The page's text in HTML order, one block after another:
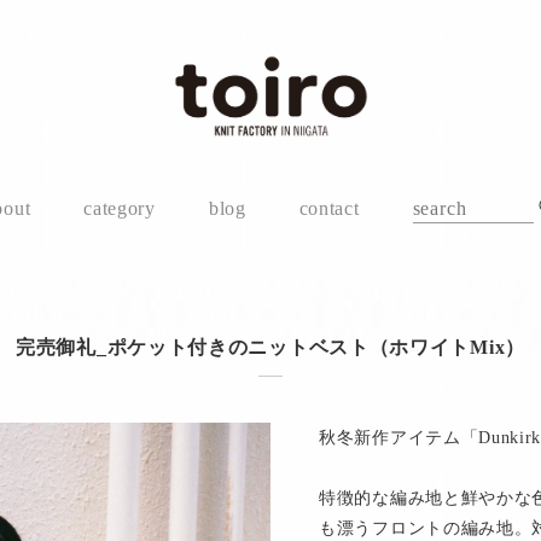
category blog contact
完売御礼_ポケット付きのニットベスト（ホワイトMix）
秋冬新作アイテム「
特徴的な編み地と鮮やかな
も漂うフロントの編み地。